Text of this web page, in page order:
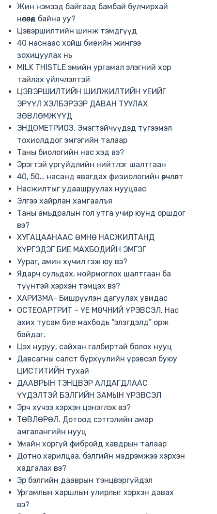
Жин нэмээд байгаад бамбай булчирхай
нөлөөлөөд байна уу?
Цэвэршилтийн шинж тэмдгүүд
40 наснаас хойш биеийн жингээ
зохицуулах нь
MILK THISTLE эмийн ургамал элэгний хор
тайлах үйлчлэлтэй
ЦЭВЭРШИЛТИЙН ШИЛЖИЛТИЙН ҮЕИЙГ
ЭРҮҮЛ ХЭЛБЭРЭЭР ДАВАН ТУУЛАХ
ЗӨВЛӨМЖҮҮД
ЭНДОМЕТРИОЗ. Эмэгтэйчүүдэд түгээмэл
тохиолддог эмгэгийн талаар
Таны биологийн нас хэд вэ?
Эрэгтэй үргүйдлийн нийтлэг шалтгаан
40, 50… насанд явагдах физиологийн өөрчлөлт
Насжилтыг удаашруулах нууцаас
Элгээ хайрлан хамгаалъя
Таны амьдралын гол утга учир юунд оршдог
вэ?
ХУГАЦААНААС ӨМНӨ НАСЖИЛТАНД
ХҮРГЭДЭГ БИЕ МАХБОДИЙН ЭМГЭГ
Уураг, амин хүчил гэж юу вэ?
Ядарч сульдах, нойрмоглох шалтгаан ба
түүнтэй хэрхэн тэмцэх вэ?
ХАРИЗМА- Бишрүүлэн дагуулах увидас
ОСТЕОАРТРИТ – ҮЕ МӨЧНИЙ ҮРЭВСЭЛ. Нас
ахих тусам бие махбодь “элэгдэлд” орж
байдаг.
Цэх нуруу, сайхан галбиртай болох нууц
Давсагны салст бүрхүүлийн үрэвсэл буюу
ЦИСТИТИЙН тухай
ДААВРЫН ТЭНЦВЭР АЛДАГДЛААС
ҮҮДЭЛТЭЙ БЭЛГИЙН ЗАМЫН ҮРЭВСЭЛ
Эрч хүчээ хэрхэн цэнэглэх вэ?
ТӨВЛӨРӨЛ. Дотоод сэтгэлийн амар
амгалангийн нууц
Умайн хоргүй фибройд хавдрын талаар
Дотно харилцаа, бэлгийн мэдрэмжээ хэрхэн
хадгалах вэ?
Эр бэлгийн дааврын тэнцвэргүйдэл
Ургамлын харшлын улирлыг хэрхэн давах
вэ?